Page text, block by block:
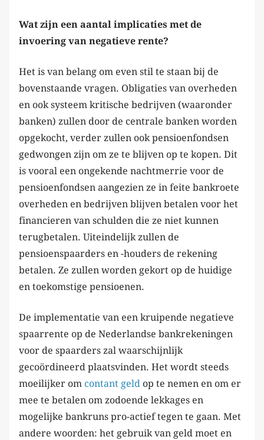
Wat zijn een aantal implicaties met de
invoering van negatieve rente?
Het is van belang om even stil te staan bij de
bovenstaande vragen. Obligaties van overheden
en ook systeem kritische bedrijven (waaronder
banken) zullen door de centrale banken worden
opgekocht, verder zullen ook pensioenfondsen
gedwongen zijn om ze te blijven op te kopen. Dit
is vooral een ongekende nachtmerrie voor de
pensioenfondsen aangezien ze in feite bankroete
overheden en bedrijven blijven betalen voor het
financieren van schulden die ze niet kunnen
terugbetalen. Uiteindelijk zullen de
pensioenspaarders en -houders de rekening
betalen. Ze zullen worden gekort op de huidige
en toekomstige pensioenen.
De implementatie van een kruipende negatieve
spaarrente op de Nederlandse bankrekeningen
voor de spaarders zal waarschijnlijk
gecoördineerd plaatsvinden. Het wordt steeds
moeilijker om contant geld op te nemen en om er
mee te betalen om zodoende lekkages en
mogelijke bankruns pro-actief tegen te gaan. Met
andere woorden: het gebruik van geld moet en